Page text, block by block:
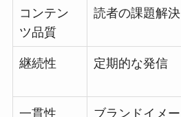
コンテン
ツ品質
読者の課題解決
継続性
定期的な発信
一貫性
ブランドイメー